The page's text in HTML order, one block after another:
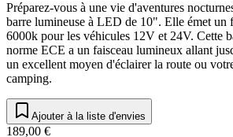
Préparez-vous à une vie d'aventures
barre lumineuse à LED de 10". Elle émet un
6000k pour les véhicules 12V et 24V. Cette
norme ECE a un faisceau lumineux allant
un excellent moyen d'éclairer la route ou
camping.
Ajouter à la liste d'envies
189,00 €